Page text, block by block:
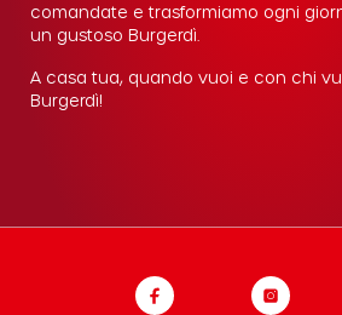
comandate e trasformiamo ogni
un gustoso Burgerdì.
A casa tua, quando vuoi e con chi
Burgerdì!